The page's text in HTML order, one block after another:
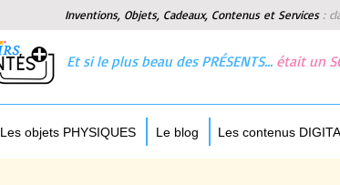
Inventions, Objets, Cadeaux, Contenus et Services :
Et si le plus beau des PRÉSENTS… était un
Les objets PHYSIQUES Le blog Les contenus